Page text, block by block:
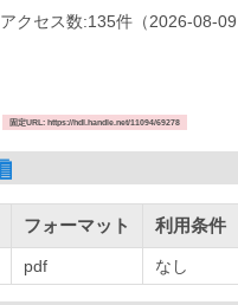
アクセス数:135件 （2026-08-09
固定URL: https://hdl.handle.net/11094/69278
フォーマット 利用条件
pdf なし